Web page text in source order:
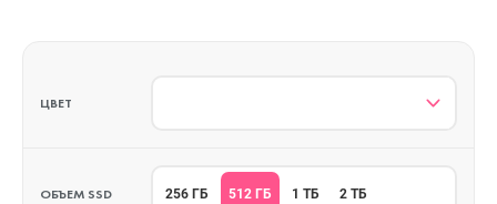
ЦВЕТ
ОБЪЕМ SSD 256 ГБ 512 ГБ 1 ТБ 2 ТБ